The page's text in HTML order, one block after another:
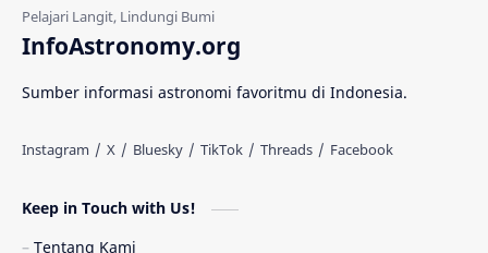
Gerhana Matahari
InfoAstronomy.org
Sumber informasi astronomi favoritmu di Indonesia.
Keep in Touch with Us!
Tentang Kami